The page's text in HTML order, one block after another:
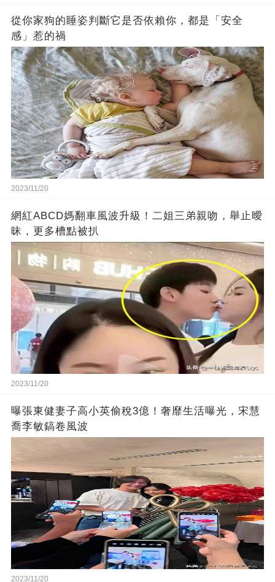
從你家狗的睡姿判斷它是否依賴你，都是「安全
感」惹的禍
2023/11/20
網紅ABCD媽翻車風波升級！二姐三弟親吻，舉止曖
昧，更多槽點被扒
2023/11/20
曝張東健妻子高小英偷稅3億！奢靡生活曝光，宋慧
喬李敏鎬卷風波
2023/11/20